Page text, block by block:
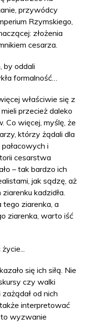
przywódcy
Rzymskiego,
złożenia
cesarza.
by oddali
formalność…
właściwie się z
przecież daleko
Co więcej, myślę, że
którzy żądali dla
i
cesarstwa
– tak bardzo ich
jak sądzę, aż
kadzidła.
tego ziarenka, a
ziarenka, warto iść
się ich siłą. Nie
czy walki
od nich
interpretować
to wyzwanie